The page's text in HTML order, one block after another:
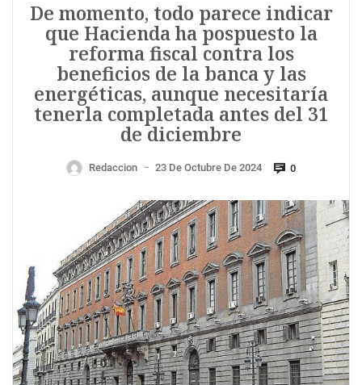
De momento, todo parece indicar
que Hacienda ha pospuesto la
reforma fiscal contra los
beneficios de la banca y las
energéticas, aunque necesitaría
tenerla completada antes del 31
de diciembre
Redaccion — 23 De Octubre De 2024 0